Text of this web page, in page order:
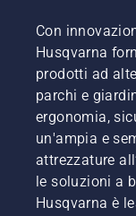
Con
Husqvarna
prodotti ad
parchi e
ergonomia,
un'ampia e
attrezzature
le soluzioni a
Husqvarna è